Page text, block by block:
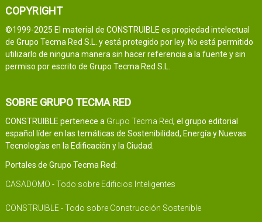
COPYRIGHT
©1999-2025 El material de CONSTRUIBLE es propiedad intelectual
de Grupo Tecma Red S.L. y está protegido por ley. No está permitido
utilizarlo de ninguna manera sin hacer referencia a la fuente y sin
permiso por escrito de Grupo Tecma Red S.L.
SOBRE GRUPO TECMA RED
CONSTRUIBLE pertenece a Grupo Tecma Red, el grupo editorial
español líder en las temáticas de Sostenibilidad, Energía y Nuevas
Tecnologías en la Edificación y la Ciudad.
Portales de Grupo Tecma Red:
CASADOMO - Todo sobre Edificios Inteligentes
CONSTRUIBLE - Todo sobre Construcción Sostenible